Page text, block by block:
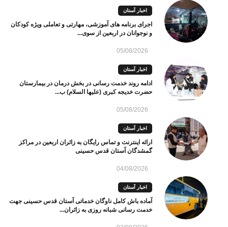
اخبار آستان
اجرای برنامه های آموزشی، مهارتی و تعاملی ویژه کودکان
و نوجوانان در اربعین از سوی...
05/08/2026
اخبار آستان
ادامه روند خدمت رسانی در بخش درمان در بیمارستان
حضرت خدیجه کبری (علیها السلام) ب...
05/08/2026
اخبار آستان
ارائه اینترنت و تماس رایگان به زائران اربعین در مراکز
گمشدگان آستان قدس حسینی
04/08/2026
اخبار آستان
آماده باش کامل ناوگان خدماتی آستان قدس حسینی جهت
خدمت رسانی شبانه روزی به زائران...